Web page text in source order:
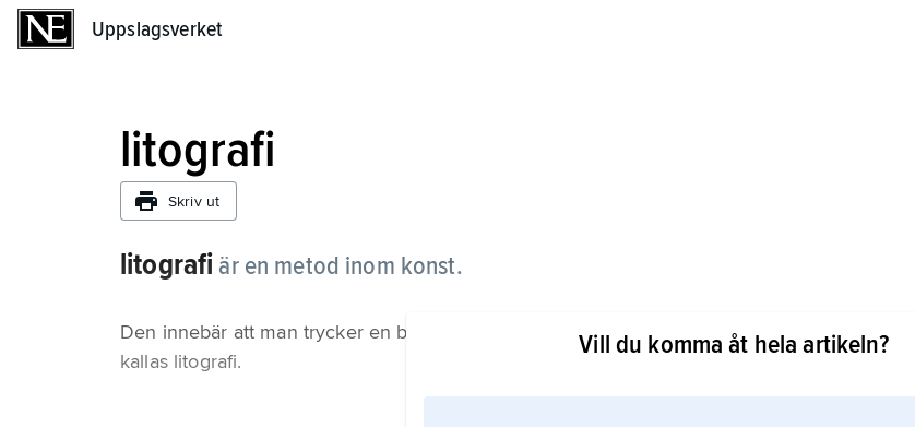
Uppslagsverket
litografi
Skriv ut
litografi är en metod inom konst.
Den innebär att man trycker en bild med hjälp av en sten som tar upp fett. Även själva bilden
kallas litografi.
Vill du komma åt hela artikeln?